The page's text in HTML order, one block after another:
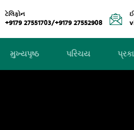
ટેલિફોન
+9179 27551703/+9179 27552908
મુખ્યપૃષ્ઠ પરિચય